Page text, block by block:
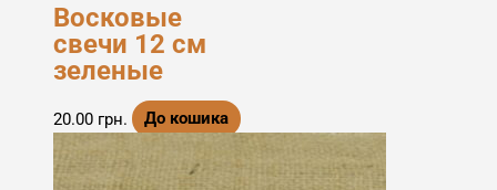
Восковые
свечи 12 см
зеленые
20.00 грн. До кошика